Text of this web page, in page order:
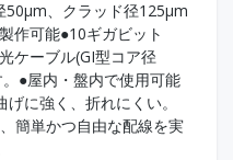
50μm、クラッド径125μm
作可能●10ギガビット
ケーブル(GI型コア径
●屋内・盤内で使用可能
に強く、折れにくい。
簡単かつ自由な配線を実